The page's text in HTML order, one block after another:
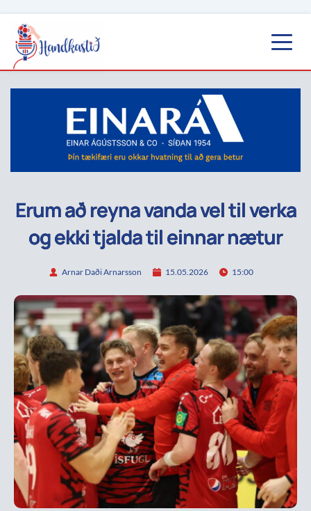
Erum að reyna vanda vel til verka
og ekki tjalda til einnar nætur
Arnar Daði Arnarsson 15.05.2026 15:00